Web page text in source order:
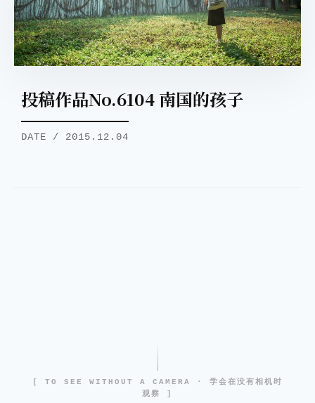
投稿作品No.6104 南国的孩子
DATE / 2015.12.04
[ TO SEE WITHOUT A CAMERA · 学会在没有相机时
观察 ]